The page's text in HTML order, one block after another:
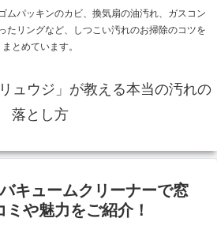
ムパッキンのカビ、換気扇の油汚れ、ガスコン
たリングなど、しつこい汚れのお掃除のコツを
まとめています。
ュウジ」が教える本当の汚れの
落とし方
キュームクリーナーで窓
や魅力をご紹介！